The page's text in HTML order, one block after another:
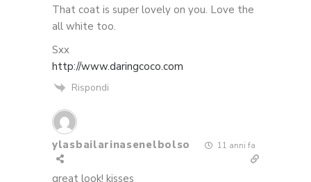
That coat is super lovely on you. Love the
all white too.
Sxx
http://www.daringcoco.com
Rispondi
ylasbailarinasenelbolso 11 anni fa
great look! kisses